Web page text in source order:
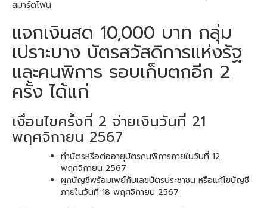
สมาร์ตโฟน
แจกเงินสด 10,000 บาท กลุ่ม
เปราะบาง บัตรสวัสดิการแห่งรัฐ
และคนพิการ รอบเก็บตกอีก 2
ครั้ง ได้แก่
เงื่อนไขครั้งที่ 2 จ่ายเงินวันที่ 21
พฤศจิกายน 2567
ทำบัตรหรือต่ออายุบัตรคนพิการภายในวันที่ 12
พฤศจิกายน 2567
ผูกบัญชีพร้อมเพย์กับเลขบัตรประชาชน หรือแก้ไขบัญชี
ภายในวันที่ 18 พฤศจิกายน 2567